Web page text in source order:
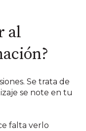
al
Se trata de
se note en tu
falta verlo